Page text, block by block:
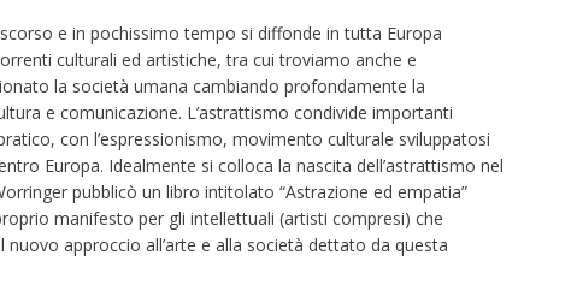
e in pochissimo tempo si diffonde in tutta Europa
culturali ed artistiche, tra cui troviamo anche e
la società umana cambiando profondamente la
e comunicazione. L’astrattismo condivide importanti
con l’espressionismo, movimento culturale sviluppatosi
Europa. Idealmente si colloca la nascita dell’astrattismo nel
pubblicò un libro intitolato “Astrazione ed empatia”
manifesto per gli intellettuali (artisti compresi) che
approccio all’arte e alla società dettato da questa